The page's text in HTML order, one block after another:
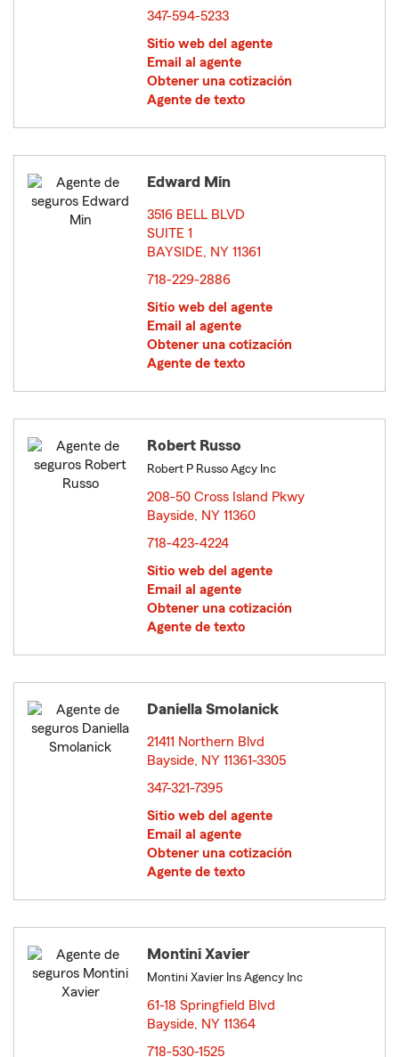
347-594-5233
Sitio web del agente
Email al agente
Obtener una cotización
Agente de texto
Edward Min
3516 BELL BLVD
SUITE 1
BAYSIDE, NY 11361
718-229-2886
Sitio web del agente
Email al agente
Obtener una cotización
Agente de texto
Robert Russo
Robert P Russo Agcy Inc
208-50 Cross Island Pkwy
Bayside, NY 11360
718-423-4224
Sitio web del agente
Email al agente
Obtener una cotización
Agente de texto
Daniella Smolanick
21411 Northern Blvd
Bayside, NY 11361-3305
347-321-7395
Sitio web del agente
Email al agente
Obtener una cotización
Agente de texto
Montini Xavier
Montini Xavier Ins Agency Inc
61-18 Springfield Blvd
Bayside, NY 11364
718-530-1525